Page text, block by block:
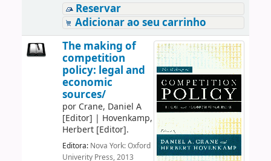
Reservar
Adicionar ao seu carrinho
The making of
competition
policy: legal and
economic
sources/
por Crane, Daniel A
[Editor] | Hovenkamp,
Herbert[Editor].
Editora: Nova York: Oxford
Univerity Press, 2013